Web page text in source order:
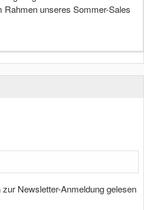
unseres Sommer-Sales
Newsletter-Anmeldung gelesen